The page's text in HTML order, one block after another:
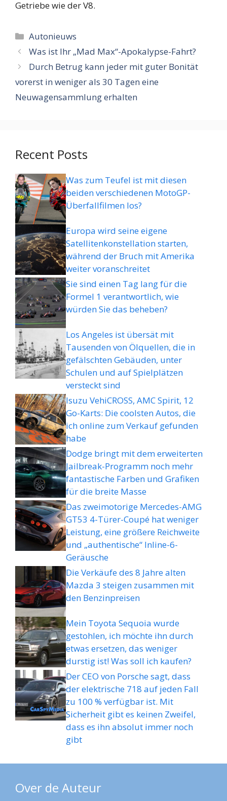
Getriebe wie der V8.
Categorieën
Autonieuws
Was ist Ihr „Mad Max“-Apokalypse-Fahrt?
Durch Betrug kann jeder mit guter Bonität
vorerst in weniger als 30 Tagen eine
Neuwagensammlung erhalten
Recent Posts
Was zum Teufel ist mit diesen
beiden verschiedenen MotoGP-
Überfallfilmen los?
Europa wird seine eigene
Satellitenkonstellation starten,
während der Bruch mit Amerika
weiter voranschreitet
Sie sind einen Tag lang für die
Formel 1 verantwortlich, wie
würden Sie das beheben?
Los Angeles ist übersät mit
Tausenden von Ölquellen, die in
gefälschten Gebäuden, unter
Schulen und auf Spielplätzen
versteckt sind
Isuzu VehiCROSS, AMC Spirit, 12
Go-Karts: Die coolsten Autos, die
ich online zum Verkauf gefunden
habe
Dodge bringt mit dem erweiterten
Jailbreak-Programm noch mehr
fantastische Farben und Grafiken
für die breite Masse
Das zweimotorige Mercedes-AMG
GT53 4-Türer-Coupé hat weniger
Leistung, eine größere Reichweite
und „authentische“ Inline-6-
Geräusche
Die Verkäufe des 8 Jahre alten
Mazda 3 steigen zusammen mit
den Benzinpreisen
Mein Toyota Sequoia wurde
gestohlen, ich möchte ihn durch
etwas ersetzen, das weniger
durstig ist! Was soll ich kaufen?
Der CEO von Porsche sagt, dass
der elektrische 718 auf jeden Fall
zu 100 % verfügbar ist. Mit
Sicherheit gibt es keinen Zweifel,
dass es ihn absolut immer noch
gibt
Over de Auteur